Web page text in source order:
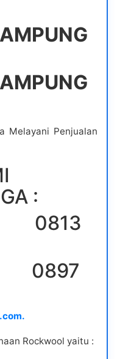
Melayani Penjualan
:
0813
0897
Rockwool yaitu :